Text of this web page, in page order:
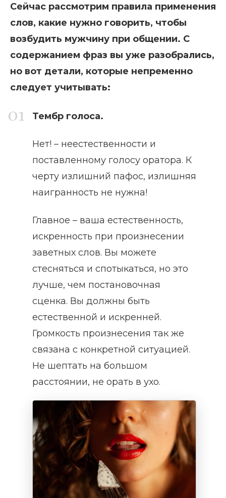
Сейчас рассмотрим правила применения
слов, какие нужно говорить, чтобы
возбудить мужчину при общении. С
содержанием фраз вы уже разобрались,
но вот детали, которые непременно
следует учитывать:
Тембр голоса.
Нет! – неестественности и
поставленному голосу оратора. К
черту излишний пафос, излишняя
наигранность не нужна!
Главное – ваша естественность,
искренность при произнесении
заветных слов. Вы можете
стесняться и спотыкаться, но это
лучше, чем постановочная
сценка. Вы должны быть
естественной и искренней.
Громкость произнесения так же
связана с конкретной ситуацией.
Не шептать на большом
расстоянии, не орать в ухо.